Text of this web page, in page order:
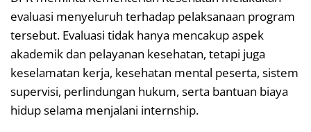
evaluasi menyeluruh terhadap pelaksanaan program
tersebut. Evaluasi tidak hanya mencakup aspek
akademik dan pelayanan kesehatan, tetapi juga
keselamatan kerja, kesehatan mental peserta, sistem
supervisi, perlindungan hukum, serta bantuan biaya
hidup selama menjalani internship.